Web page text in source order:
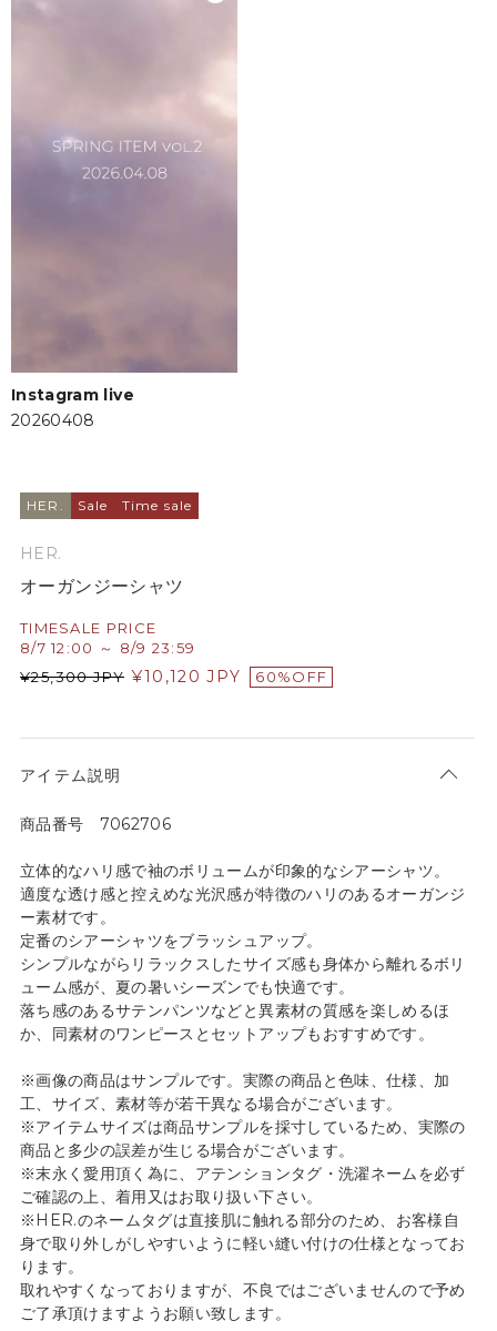
Instagram live
20260408
HER. Sale Time sale
HER.
オーガンジーシャツ
TIMESALE PRICE
8/7 12:00 ～ 8/9 23:59
¥25,300 JPY ¥10,120 JPY 60%OFF
アイテム説明
商品番号 7062706
立体的なハリ感で袖のボリュームが印象的なシアーシャツ。
適度な透け感と控えめな光沢感が特徴のハリのあるオーガンジ
ー素材です。
定番のシアーシャツをブラッシュアップ。
シンプルながらリラックスしたサイズ感も身体から離れるボリ
ューム感が、夏の暑いシーズンでも快適です。
落ち感のあるサテンパンツなどと異素材の質感を楽しめるほ
か、同素材のワンピースとセットアップもおすすめです。
※画像の商品はサンプルです。実際の商品と色味、仕様、加
工、サイズ、素材等が若干異なる場合がございます。
※アイテムサイズは商品サンプルを採寸しているため、実際の
商品と多少の誤差が生じる場合がございます。
※末永く愛用頂く為に、アテンションタグ・洗濯ネームを必ず
ご確認の上、着用又はお取り扱い下さい。
※HER.のネームタグは直接肌に触れる部分のため、お客様自
身で取り外しがしやすいように軽い縫い付けの仕様となってお
ります。
取れやすくなっておりますが、不良ではございませんので予め
ご了承頂けますようお願い致します。